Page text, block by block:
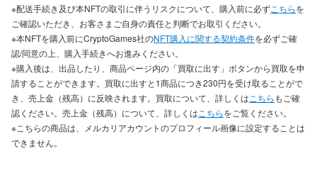
※配送手続き及び本NFTの取引に伴うリスクについて、購入前に必ずこちらを
ご確認いただき、お客さまご自身の責任と判断でお取引ください。
※本NFTを購入前にCryptoGames社のNFT購入に関する契約条件を必ずご確
認/同意の上、購入手続きへお進みください。
※購入後は、出品したり、商品ページ内の「買取に出す」ボタンから買取を申
請することができます。買取に出すと1商品につき230円を受け取ることがで
き、売上金（残高）に反映されます。買取について、詳しくは こちら もご確
認ください。売上金（残高）について、詳しくは こちらをご覧ください。
※こちらの商品は、メルカリアカウントのプロフィール画像に設定することは
できません。